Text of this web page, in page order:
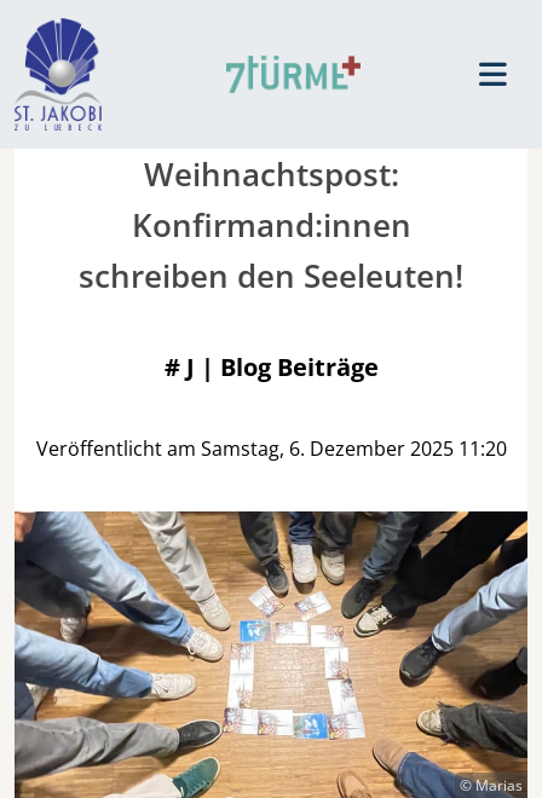
Weihnachtspost:
Konfirmand:innen
schreiben den Seeleuten!
# J | Blog Beiträge
Veröffentlicht am Samstag, 6. Dezember 2025 11:20
© Marias